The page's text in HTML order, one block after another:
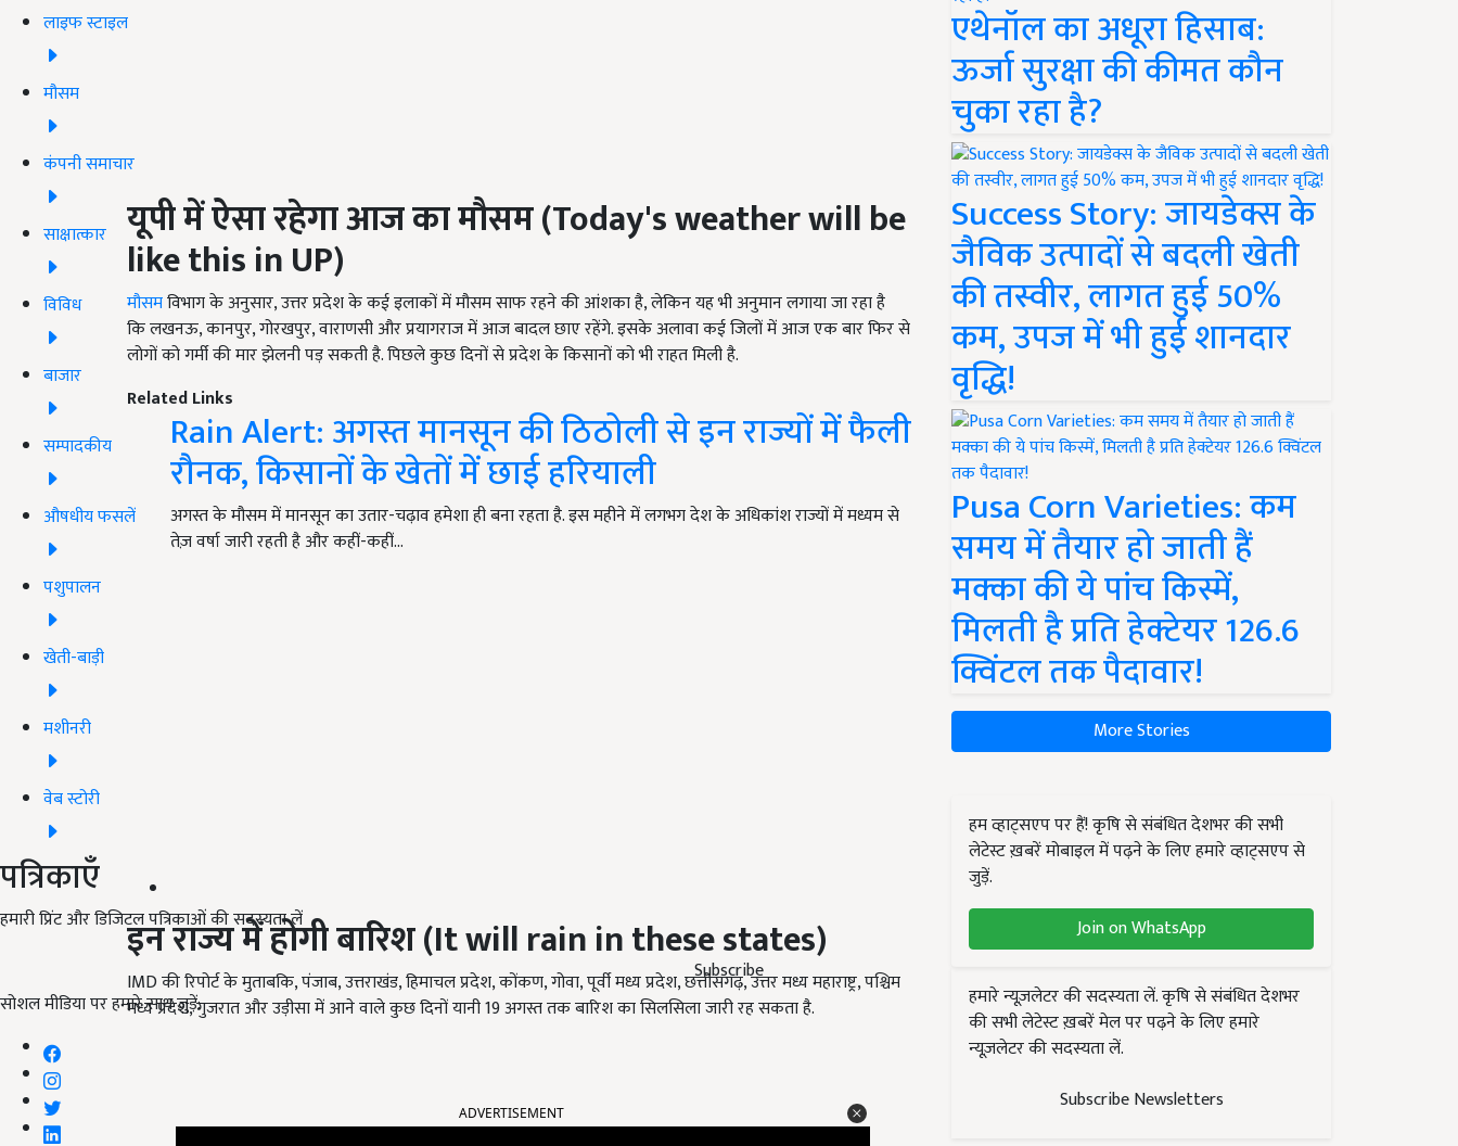
लाइफ स्टाइल
मौसम
कंपनी समाचार
साक्षात्कार
विविध
बाजार
सम्पादकीय
औषधीय फसलें
पशुपालन
खेती-बाड़ी
मशीनरी
वेब स्टोरी
पत्रिकाएँ
हमारी प्रिंट और डिजिटल पत्रिकाओं की सदस्यता लें
Subscribe
सोशल मीडिया पर हमारे साथ जुड़ें:
यूपी में ऐसा रहेगा आज का मौसम(Today's weather will be
like this in UP)
मौसमविभाग के अनुसार, उत्तर प्रदेश के कई इलाकों में मौसम साफ रहने की आंशका है, लेकिन यह भी अनुमान लगाया जा रहा है
कि लखनऊ, कानपुर, गोरखपुर, वाराणसी और प्रयागराज में आज बादल छाए रहेंगे. इसके अलावा कई जिलों में आज एक बार फिर से
लोगों को गर्मी की मार झेलनी पड़ सकती है. पिछले कुछ दिनों से प्रदेश के किसानों को भी राहत मिली है.
Related Links
Rain Alert: अगस्त मानसून की ठिठोली से इन राज्यों में फैली
रौनक, किसानों के खेतों में छाई हरियाली
अगस्त के मौसम में मानसून का उतार-चढ़ाव हमेशा ही बना रहता है. इस महीने में लगभग देश के अधिकांश राज्यों में मध्यम से
तेज़ वर्षा जारी रहती है और कहीं-कहीं…
इन राज्य में होगी बारिश(It will rain in these states)
IMD की रिपोर्ट के मुताबकि, पंजाब, उत्तराखंड, हिमाचल प्रदेश, कोंकण, गोवा, पूर्वी मध्य प्रदेश, छत्तीसगढ़, उत्तर मध्य महाराष्ट्र, पश्चिम
मध्य प्रदेश, गुजरात और उड़ीसा में आने वाले कुछ दिनों यानी 19 अगस्त तक बारिश का सिलसिला जारी रह सकता है.
एथेनॉल का अधूरा हिसाब:
ऊर्जा सुरक्षा की कीमत कौन
चुका रहा है?
Success Story: जायडेक्स के
जैविक उत्पादों से बदली खेती
की तस्वीर, लागत हुई 50%
कम, उपज में भी हुई शानदार
वृद्धि!
Pusa Corn Varieties: कम
समय में तैयार हो जाती हैं
मक्का की ये पांच किस्में,
मिलती है प्रति हेक्टेयर 126.6
क्विंटल तक पैदावार!
More Stories
हम व्हाट्सएप पर हैं! कृषि से संबंधित देशभर की सभी
लेटेस्ट ख़बरें मोबाइल में पढ़ने के लिए हमारे व्हाट्सएप से
जुड़ें.
Join on WhatsApp
हमारे न्यूज़लेटर की सदस्यता लें. कृषि से संबंधित देशभर
की सभी लेटेस्ट ख़बरें मेल पर पढ़ने के लिए हमारे
न्यूज़लेटर की सदस्यता लें.
Subscribe Newsletters